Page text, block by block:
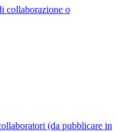
collaborazione o
(da pubblicare in